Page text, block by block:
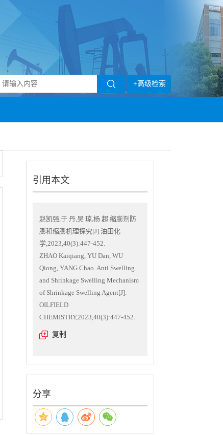
+高级检索
引用本文
赵凯强,于 丹,吴 琼,杨 超.缩膨剂防
膨和缩膨机理探究[J].油田化
学,2023,40(3):447-452.
ZHAO Kaiqiang, YU Dan, WU
Qiong, YANG Chao. Anti Swelling
and Shrinkage Swelling Mechanism
of Shrinkage Swelling Agent[J].
OILFIELD
CHEMISTRY,2023,40(3):447-452.
复制
分享